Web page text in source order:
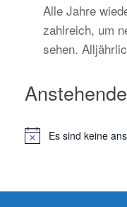
Alle Jahre
zahlreich, um
sehen.
H
w
Es sind keine